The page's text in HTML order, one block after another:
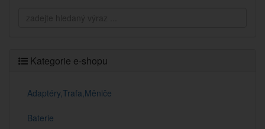
Kategorie e-shopu
Adaptéry,Trafa,Měniče
Baterie